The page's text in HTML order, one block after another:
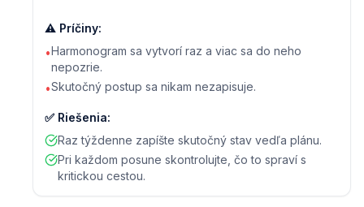
⚠️ Príčiny:
•Harmonogram sa vytvorí raz a viac sa do neho
nepozrie.
•Skutočný postup sa nikam nezapisuje.
✅ Riešenia:
Raz týždenne zapíšte skutočný stav vedľa plánu.
Pri každom posune skontrolujte, čo to spraví s
kritickou cestou.